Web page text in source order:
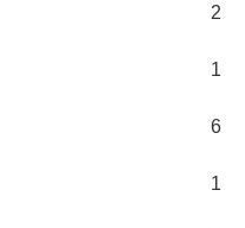
2
1
6
1